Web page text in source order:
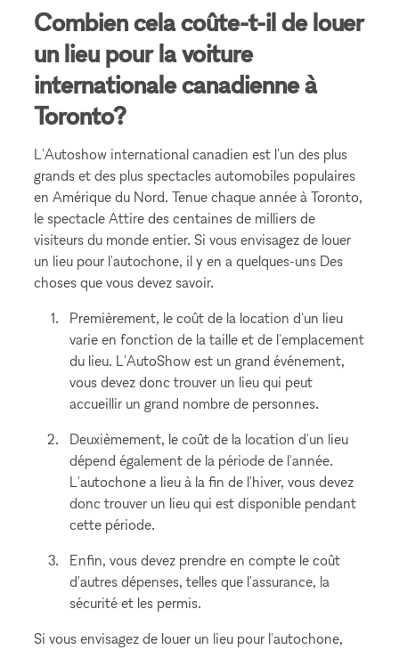
Combien cela coûte-t-il de louer
un lieu pour la voiture
internationale canadienne à
Toronto?
L'Autoshow international canadien est l'un des plus
grands et des plus spectacles automobiles populaires
en Amérique du Nord. Tenue chaque année à Toronto,
le spectacle Attire des centaines de milliers de
visiteurs du monde entier. Si vous envisagez de louer
un lieu pour l'autochone, il y en a quelques-uns Des
choses que vous devez savoir.
Premièrement, le coût de la location d'un lieu
varie en fonction de la taille et de l'emplacement
du lieu. L'AutoShow est un grand événement,
vous devez donc trouver un lieu qui peut
accueillir un grand nombre de personnes.
Deuxièmement, le coût de la location d'un lieu
dépend également de la période de l'année.
L'autochone a lieu à la fin de l'hiver, vous devez
donc trouver un lieu qui est disponible pendant
cette période.
Enfin, vous devez prendre en compte le coût
d'autres dépenses, telles que l'assurance, la
sécurité et les permis.
Si vous envisagez de louer un lieu pour l'autochone,